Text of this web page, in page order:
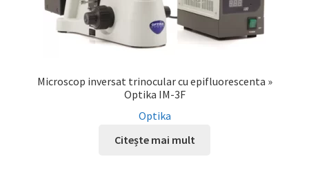
Microscop inversat trinocular cu epifluorescenta »
Optika IM-3F
Optika
Citește mai mult